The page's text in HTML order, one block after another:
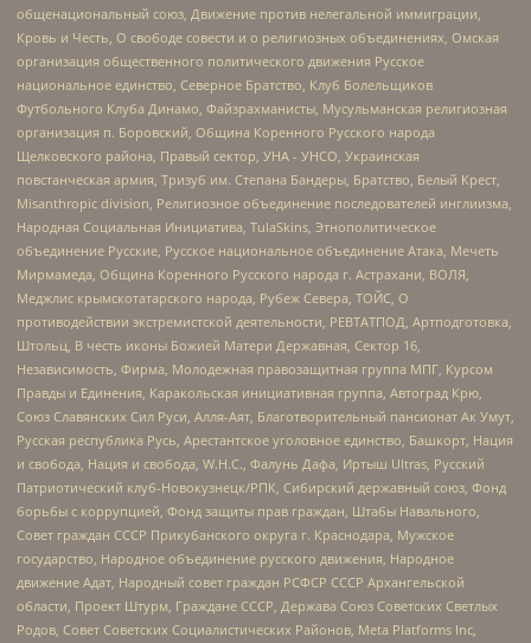
общенациональный союз, Движение против нелегальной иммиграции,
Кровь и Честь, О свободе совести и о религиозных объединениях, Омская
организация общественного политического движения Русское
национальное единство, Северное Братство, Клуб Болельщиков
Футбольного Клуба Динамо, Файзрахманисты, Мусульманская религиозная
организация п. Боровский, Община Коренного Русского народа
Щелковского района, Правый сектор, УНА - УНСО, Украинская
повстанческая армия, Тризуб им. Степана Бандеры, Братство, Белый Крест,
Misanthropic division, Религиозное объединение последователей инглиизма,
Народная Социальная Инициатива, TulaSkins, Этнополитическое
объединение Русские, Русское национальное объединение Атака, Мечеть
Мирмамеда, Община Коренного Русского народа г. Астрахани, ВОЛЯ,
Меджлис крымскотатарского народа, Рубеж Севера, ТОЙС, О
противодействии экстремистской деятельности, РЕВТАТПОД, Артподготовка,
Штольц, В честь иконы Божией Матери Державная, Сектор 16,
Независимость, Фирма, Молодежная правозащитная группа МПГ, Курсом
Правды и Единения, Каракольская инициативная группа, Автоград Крю,
Союз Славянских Сил Руси, Алля-Аят, Благотворительный пансионат Ак Умут,
Русская республика Русь, Арестантское уголовное единство, Башкорт, Нация
и свобода, Нация и свобода, W.H.С., Фалунь Дафа, Иртыш Ultras, Русский
Патриотический клуб-Новокузнецк/РПК, Сибирский державный союз, Фонд
борьбы с коррупцией, Фонд защиты прав граждан, Штабы Навального,
Совет граждан СССР Прикубанского округа г. Краснодара, Мужское
государство, Народное объединение русского движения, Народное
движение Адат, Народный совет граждан РСФСР СССР Архангельской
области, Проект Штурм, Граждане СССР, Держава Союз Советских Светлых
Родов, Совет Советских Социалистических Районов, Meta Platforms Inc,